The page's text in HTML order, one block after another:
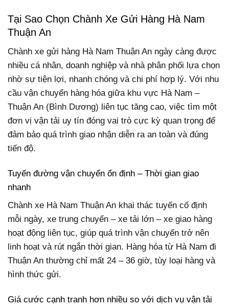
Tại Sao Chọn Chành Xe Gửi Hàng Hà Nam
Thuận An
Chành xe gửi hàng Hà Nam Thuận An ngày càng được
nhiều cá nhân, doanh nghiệp và nhà phân phối lựa chọn
nhờ sự tiện lợi, nhanh chóng và chi phí hợp lý. Với nhu
cầu vận chuyển hàng hóa giữa khu vực Hà Nam –
Thuận An (Bình Dương) liên tục tăng cao, việc tìm một
đơn vị vận tải uy tín đóng vai trò cực kỳ quan trọng để
đảm bảo quá trình giao nhận diễn ra an toàn và đúng
tiến độ.
Tuyến đường vận chuyển ổn định – Thời gian giao
nhanh
Chành xe Hà Nam Thuận An khai thác tuyến cố định
mỗi ngày, xe trung chuyển – xe tải lớn – xe giao hàng
hoạt động liên tục, giúp quá trình vận chuyển trở nên
linh hoạt và rút ngắn thời gian. Hàng hóa từ Hà Nam đi
Thuận An thường chỉ mất 24 – 36 giờ, tùy loại hàng và
hình thức gửi.
Giá cước cạnh tranh hơn nhiều so với dịch vụ vận tải